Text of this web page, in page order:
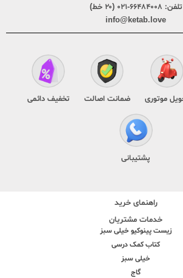
تلفن: ۶۶۴۸۴۰۰۸-۰۲۱ (۲۰ خط)
info@ketab.love
موتوری ضمانت اصالت تخفیف دائمی
پشتیبانی
راهنمای خرید
خدمات مشتریان
زیست پینوکیو خیلی سبز
کتاب کمک درسی
خیلی سبز
گاج